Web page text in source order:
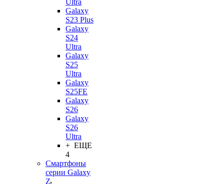
Ultra
Galaxy
S23 Plus
Galaxy
S24
Ultra
Galaxy
S25
Ultra
Galaxy
S25FE
Galaxy
S26
Galaxy
S26
Ultra
+ ЕЩЕ
4
Смартфоны
серии Galaxy
Z